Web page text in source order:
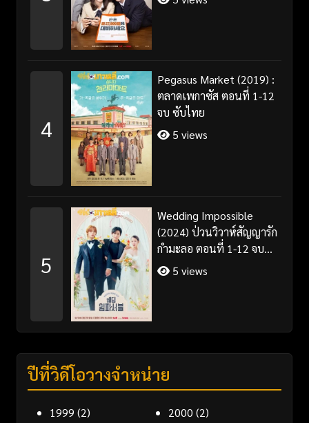
4
Pegasus Market (2019) :
ตลาดเพกาซัส ตอนที่ 1-12
จบ ซับไทย
5 views
5
Wedding Impossible
(2024) ป่วนวิวาห์สัญญารัก
กำมะลอ ตอนที่ 1-12 จบ
พากย์ไทย/ซับไทย
5 views
ปีที่วิดีโอวางจำหน่าย
1999 (2) 2000 (2)